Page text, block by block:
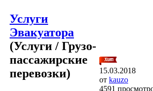
Услуги
Эвакуатора
(Услуги / Грузо-
пассажирские
перевозки)
15.03.2018
от kauzo
4591